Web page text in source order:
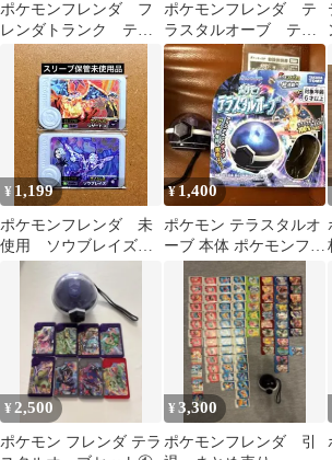
ポケモンフレンダ フ
レンダトランク テラ
スタルオーブ セット
ポケモンフレンダ テ
ラスタルオーブ テラ
スタルポケモン7枚
¥ 1,199
ポケモンフレンダ 未
使用 ソウブレイズ
リザードン テラスタ
ルオーブDX付属品
¥1,400
ポケモン テラスタルオ
ーブ 本体 ポケモンフレ
¥ 2,500
ポケモン フレンダ テラ
¥3,300
ポケモンフレンダ 引